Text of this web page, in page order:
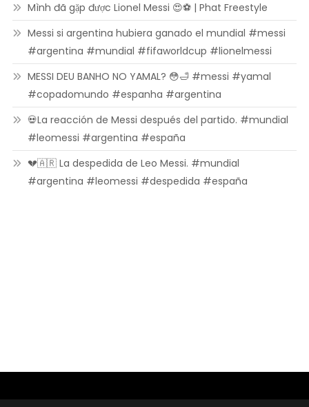
Mình đã gặp được Lionel Messi 😍⚽ | Phat Freestyle
Messi si argentina hubiera ganado el mundial #messi
#argentina #mundial #fifaworldcup #lionelmessi
MESSI DEU BANHO NO YAMAL? 😳🛁 #messi #yamal
#copadomundo #espanha #argentina
💀La reacción de Messi después del partido. #mundial
#leomessi #argentina #españa
💔🇦🇷 La despedida de Leo Messi. #mundial
#argentina #leomessi #despedida #españa